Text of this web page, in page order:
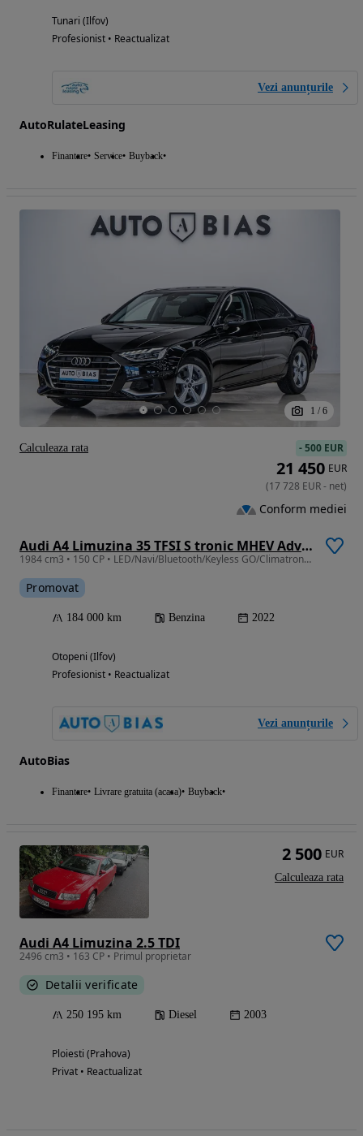
Tunari (Ilfov)
Profesionist • Reactualizat
Vezi anunțurile
AutoRulateLeasing
Finantare Service Buyback
1 / 6
Audi A4 Limuzina 35 TFSI S tronic MHEV Advanced
1984 cm3 • 150 CP • LED/Navi/Bluetooth/Keyless GO/Climatronic/Leasing-rate FARA AVANS
Promovat
184 000 km Benzina 2022
Otopeni (Ilfov)
Profesionist • Reactualizat
Vezi anunțurile
AutoBias
Finantare Livrare gratuita (acasa) Buyback
-500 EUR
21 450 EUR
(17 728 EUR- net)
Conform mediei
Calculeaza rata
Audi A4 Limuzina 2.5 TDI
2496 cm3 • 163 CP • Primul proprietar
Detalii verificate
250 195 km Diesel 2003
Ploiesti (Prahova)
Privat • Reactualizat
2 500 EUR
Calculeaza rata